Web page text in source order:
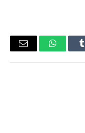
Tumblr واتسابالبريد